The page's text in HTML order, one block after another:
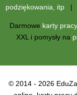
podziękowania, itp|
Darmowe karty pracy
XXL i pomysły na
© 2014 - 2026